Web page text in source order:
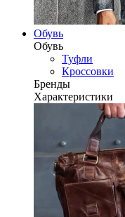
Обувь
Обувь
Туфли
Кроссовки
Бренды
Характеристики